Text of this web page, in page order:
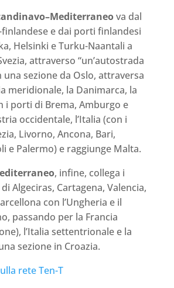
va dal
e dai porti finlandesi
Helsinki e Turku-Naantali a
attraverso “un’autostrada
una sezione da Oslo, attraversa
meridionale, la Danimarca, la
i porti di Brema, Amburgo e
occidentale, l’Italia (con i
Livorno, Ancona, Bari,
e Palermo) e raggiunge Malta.
, infine, collega i
Algeciras, Cartagena, Valencia,
con l’Ungheria e il
passando per la Francia
l’Italia settentrionale e la
sezione in Croazia.
rete Ten-T